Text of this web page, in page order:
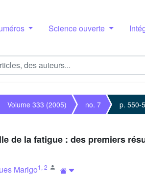
Science ouverte
Volume 333 (2005) no. 7 p. 550-
de la fatigue : des premiers
Marigo1 , 2